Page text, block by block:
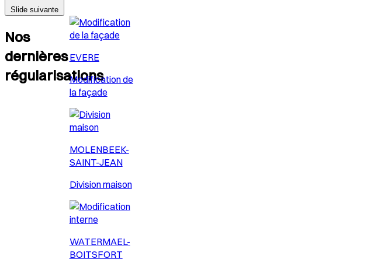
Slide suivante
Nos
dernières
régularisations
EVERE
Modification de
la façade
MOLENBEEK-
SAINT-JEAN
Division maison
WATERMAEL-
BOITSFORT